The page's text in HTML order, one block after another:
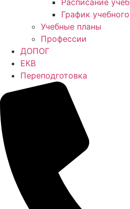
График
Учебные планы
Профессии
ДОПОГ
ЕКВ
Переподготовка